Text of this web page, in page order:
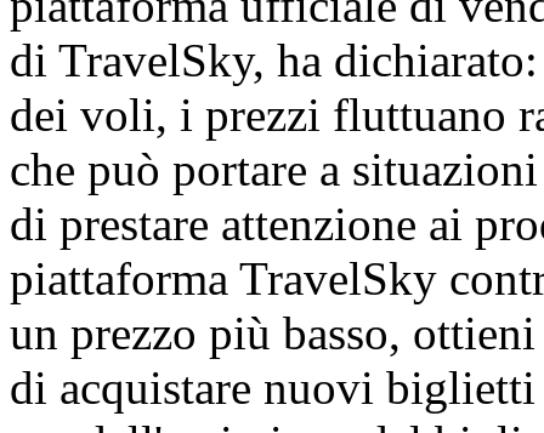
di TravelSky, ha
dei voli, i prezzi fluttuano
che può portare a
di prestare attenzione ai
piattaforma TravelSky
un prezzo più basso,
di acquistare nuovi biglietti